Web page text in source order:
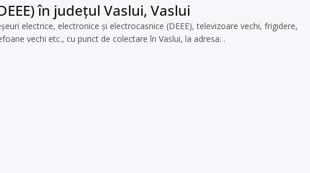
în județul Vaslui, Vaslui
electrice, electronice și electrocasnice (DEEE), televizoare vechi, frigidere,
vechi etc., cu punct de colectare în Vaslui, la adresa: .